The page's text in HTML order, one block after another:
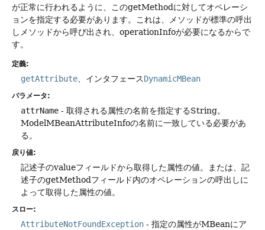
が正常に行われるように、このgetMethodに対してオペレーシ
ョンを指定する必要があります。これは、メソッドが標準の呼出
しメソッドから呼び出され、operationInfoが必要になるからで
す。
定義:
getAttribute 、インタフェースDynamicMBean
パラメータ:
attrName - 取得される属性の名前を指定するString。
ModelMBeanAttributeInfoの名前に一致している必要があ
る。
戻り値:
記述子のvalueフィールドから取得した属性の値。または、記
述子のgetMethodフィールド内のオペレーションの呼出しに
よって取得した属性の値。
スロー:
AttributeNotFoundException - 指定の属性がMBeanにア